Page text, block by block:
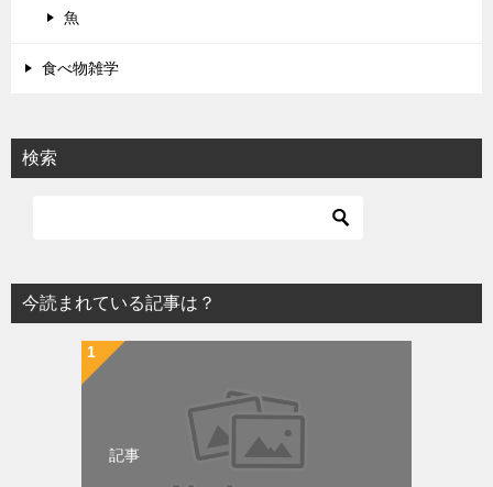
魚
食べ物雑学
検索
今読まれている記事は？
記事